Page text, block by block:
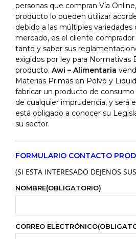
personas que compran Vía
producto lo pueden utilizar
debido a las múltiples variedades
mercado, es el cliente
tanto y saber sus
exigidos por ley para Normativas
producto. Awi – Alimentaria
Materias Primas en Polvo y
fabricar un producto de
de cualquier imprudencia, y será
está obligado a conocer su
su sector.
FORMULARIO CONTACTO
(SI ESTA INTERESADO DEJENOS
NOMBRE(OBLIGATORIO)
CORREO ELECTRÓNICO